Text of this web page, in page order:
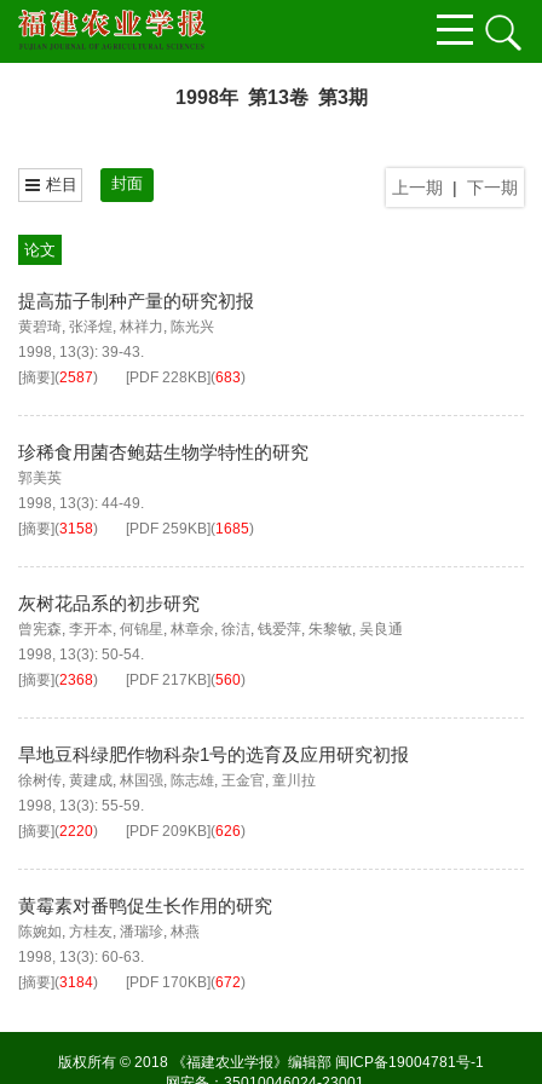
1998年 第13卷 第3期
上一期 | 下一期
栏目 封面
论文
提高茄子制种产量的研究初报
黄碧琦, 张泽煌, 林祥力, 陈光兴
1998, 13(3): 39-43.
[摘要](2587) [PDF 228KB](683)
珍稀食用菌杏鲍菇生物学特性的研究
郭美英
1998, 13(3): 44-49.
[摘要](3158) [PDF 259KB](1685)
灰树花品系的初步研究
曾宪森, 李开本, 何锦星, 林章余, 徐洁, 钱爱萍, 朱黎敏, 吴良通
1998, 13(3): 50-54.
[摘要](2368) [PDF 217KB](560)
旱地豆科绿肥作物科杂1号的选育及应用研究初报
徐树传, 黄建成, 林国强, 陈志雄, 王金官, 童川拉
1998, 13(3): 55-59.
[摘要](2220) [PDF 209KB](626)
黄霉素对番鸭促生长作用的研究
陈婉如, 方桂友, 潘瑞珍, 林燕
1998, 13(3): 60-63.
[摘要](3184) [PDF 170KB](672)
版权所有 © 2018 《福建农业学报》编辑部 闽ICP备19004781号-1